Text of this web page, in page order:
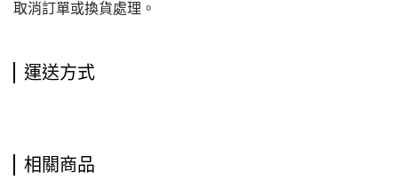
取消訂單或換貨處理。
運送方式
相關商品